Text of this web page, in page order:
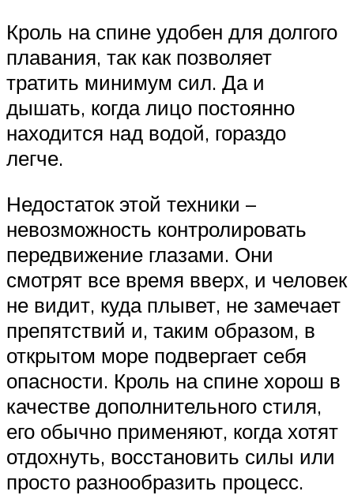
Кроль на спине удобен для долгого
плавания, так как позволяет
тратить минимум сил. Да и
дышать, когда лицо постоянно
находится над водой, гораздо
легче.
Недостаток этой техники –
невозможность контролировать
передвижение глазами. Они
смотрят все время вверх, и человек
не видит, куда плывет, не замечает
препятствий и, таким образом, в
открытом море подвергает себя
опасности. Кроль на спине хорош в
качестве дополнительного стиля,
его обычно применяют, когда хотят
отдохнуть, восстановить силы или
просто разнообразить процесс.